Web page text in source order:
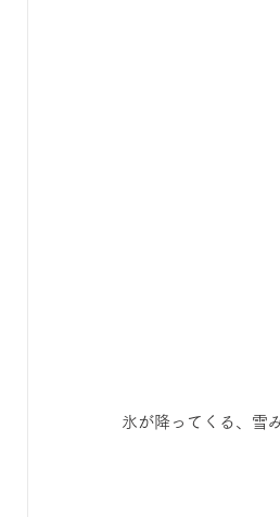
氷が降ってくる、雪